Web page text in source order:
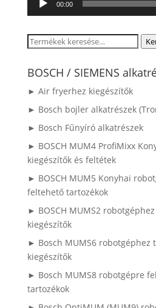
00:00
Keresés
következőre:
BOSCH / SIEMENS
► Air fryerhez kiegészítők
► Bosch bojler alkatrészek
► Bosch Fűnyíró alkatrészek
► BOSCH MUM4 ProfiMixx
kiegészítők és feltétek
► BOSCH MUM5 Konyhai
feltehető tartozékok
► BOSCH MUMS2
kiegészítők
► Bosch MUMS6 robotgéphez
kiegészítők
► Bosch MUMS8 robotgépre
tartozékok